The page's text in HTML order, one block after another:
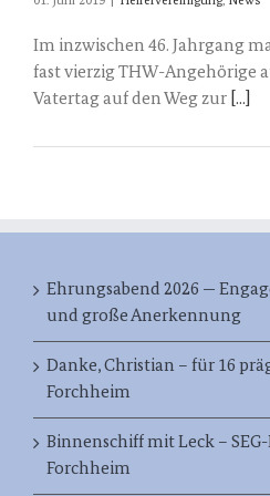
Im inzwischen 46. Jahrgang
fast vierzig THW-Angehörige
Vatertag auf den Weg zur [...]
Ehrungsabend 2026 —
und große Anerkennung
Danke, Christian – für 16
Forchheim
Binnenschiff mit Leck –
Forchheim